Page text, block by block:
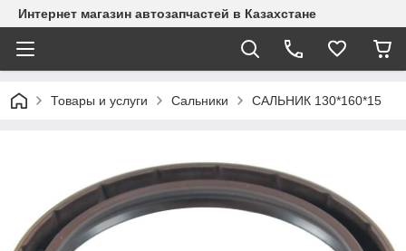
Интернет магазин автозапчастей в Казахстане
Товары и услуги Сальники САЛЬНИК 130*160*15